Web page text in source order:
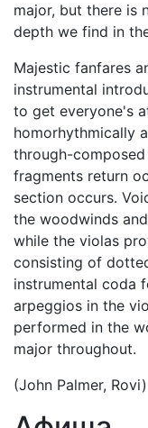
major, but there is
depth we find in
Majestic fanfares
instrumental
to get everyone's
homorhythmically
through-
fragments return
section occurs.
the woodwinds
while the violas
consisting of
instrumental coda
arpeggios in the
performed in the
major throughout.
(John Palmer, Rovi)